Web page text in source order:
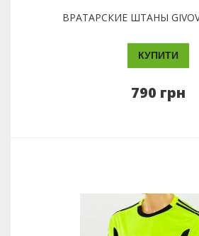
ВРАТАРСКИЕ ШТАНЫ
КУПИТИ
790 грн